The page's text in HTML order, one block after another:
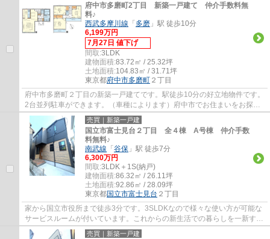
府中市多磨町2丁目 新築一戸建て 仲介手数料無
料♪
西武多摩川線 「 多磨 」駅 徒歩10分
6,199万円
7月27日 値下げ
間取:3LDK
建物面積:83.72㎡ / 25.32坪
土地面積:104.83㎡ / 31.71坪
東京都府中市多磨町 ２丁目
府中市多磨町２丁目の新築一戸建てです。駅徒歩10分の好立地物件です。
2台並列駐車ができます。（車種によります）府中市でお住まいをお探し
なら多摩地区に詳しいエージーホームに是非...
売買｜新築一戸建
国立市富士見台２丁目 全４棟 A号棟 仲介手数
料無料♪
南武線 「 谷保 」駅 徒歩7分
6,300万円
間取:3LDK＋1S(納戸)
建物面積:86.32㎡ / 26.11坪
土地面積:92.86㎡ / 28.09坪
東京都国立市富士見台 ２丁目
家から国立市役所まで徒歩3分です。3SLDKなので様々な使い方が可能な
サービスルームが付いています。これからの新生活での暮らしを一新する
ために、新築戸建てはいかがでしょうか。不...
売買｜新築一戸建